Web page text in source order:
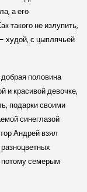
а его
такого не излупить,
худой, с цыплячьей
половина
и красивой девочке,
подарки своими
синеглазой
Андрей взял
потому семерым